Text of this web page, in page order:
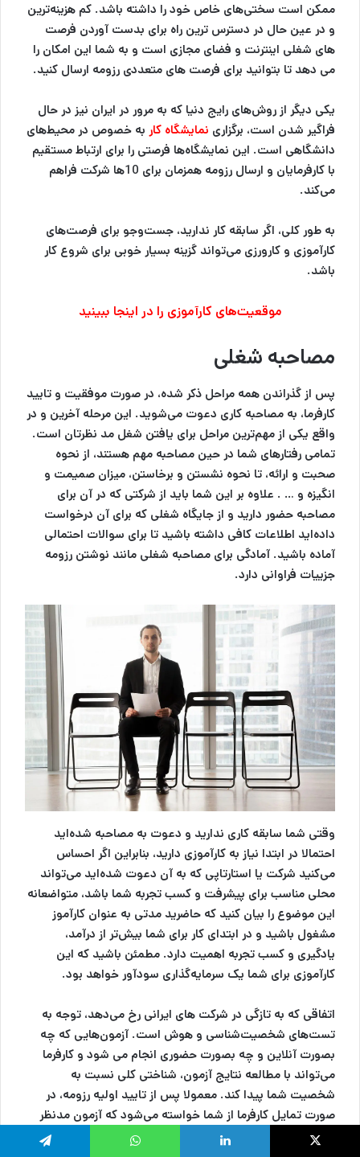
ممکن است سختی‌های خاص خود را داشته باشد. کم هزینه‌ترین
و در عین حال در دسترس‎ ترین راه برای بدست آوردن فرصت
های شغلی اینترنت و فضای مجازی است و به شما این امکان را
می دهد تا بتوانید برای فرصت های متعددی رزومه ارسال کنید.
یکی دیگر از روش‌های رایج دنیا که به مرور در ایران نیز در حال
فراگیر شدن است، برگزاری نمایشگاه‌ کار به خصوص در محیط‌های
دانشگاهی است. این نمایشگاه‌ها فرصتی را برای ارتباط مستقیم
با کارفرمایان و ارسال رزومه همزمان برای 10‌ها شرکت فراهم
‌می‌کند.
به طور کلی، اگر سابقه کار ندارید، جست‌وجو برای فرصت‌های
کارآموزی و کارورزی می‌تواند گزینه بسیار خوبی برای شروع کار
باشد.
موقعیت‌های کارآموزی را در اینجا ببینید
مصاحبه شغلی
پس از گذراندن همه مراحل ذکر شده، در صورت موفقیت و تایید
کارفرما، به مصاحبه کاری دعوت می‌شوید. این مرحله آخرین و در
واقع یکی از مهم‌ترین مراحل برای یافتن شغل مد نظرتان است.
تمامی رفتارهای شما در حین مصاحبه مهم هستند، از نحوه
صحبت و ارائه، تا نحوه نشستن و برخاستن، میزان صمیمت و
انگیزه و … . علاوه بر این شما باید از شرکتی که در آن برای
مصاحبه حضور دارید و از جایگاه شغلی که برای آن درخواست
داده‌اید اطلاعات کافی داشته باشید تا برای سوالات احتمالی
آماده باشید. آمادگی برای مصاحبه شغلی مانند نوشتن رزومه
جزییات فراوانی دارد.
وقتی شما سابقه کاری ندارید و دعوت به مصاحبه شده‌اید
احتمالا در ابتدا نیاز به کارآموزی دارید، بنابراین اگر احساس
می‌کنید شرکت یا استارتاپی که به آن دعوت شده‌اید می‌تواند
محلی مناسب برای پیشرفت و کسب تجربه شما باشد، متواضعانه
این موضوع را بیان کنید که حاضرید مدتی به عنوان کارآموز
مشغول باشید و در ابتدای کار برای شما بیش‌تر از درآمد،
یادگیری و کسب تجربه اهمیت دارد. مطمئن باشید که این
کارآموزی برای شما یک سرمایه‌گذاری سودآور خواهد بود.
اتفاقی که به تازگی در شرکت های ایرانی رخ می‌دهد، توجه به
تست‌های شخصیت‌شناسی و هوش است. آزمون‌هایی که چه
بصورت آنلاین و چه بصورت حضوری انجام می شود و کارفرما
می‌تواند با مطالعه نتایج آزمون، شناختی کلی نسبت به
شخصیت شما پیدا کند. معمولا پس از تایید اولیه رزومه، در
صورت تمایل کارفرما از شما خواسته می‌شود که آزمون مدنظر
آن‌ها را انجام داده و نتیجه را اعلام کنید.